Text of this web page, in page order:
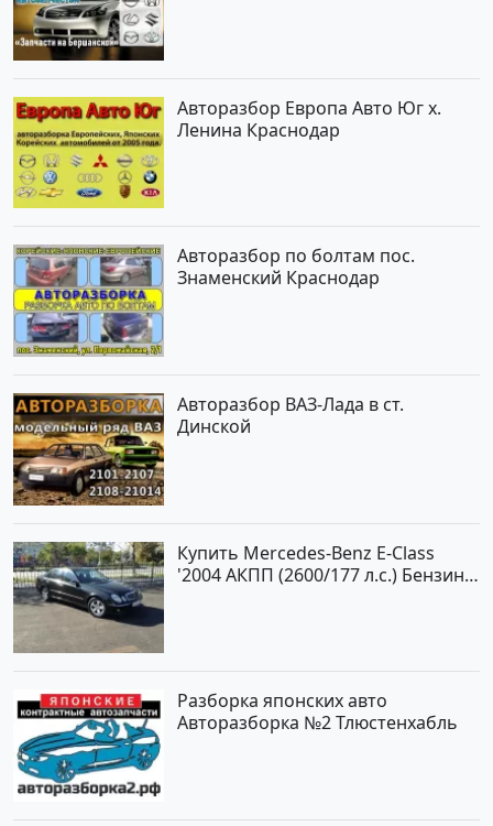
Авторазбор Европа Авто Юг х.
Ленина Краснодар
Авторазбор по болтам пос.
Знаменский Краснодар
Авторазбор ВАЗ-Лада в ст.
Динской
Купить Mercedes-Benz E-Class
'2004 АКПП (2600/177 л.с.) Бензин
Разборка японских авто
Авторазборка №2 Тлюстенхабль